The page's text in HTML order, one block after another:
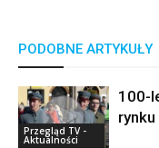
PODOBNE ARTYKUŁY
Przegląd TV -
Aktualności
100-
rynku